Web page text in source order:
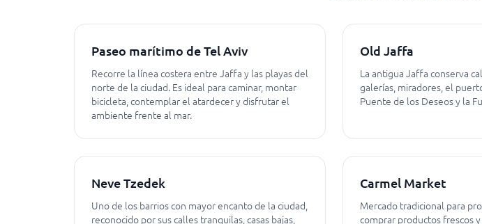
Paseo marítimo de Tel Aviv
Recorre la línea costera entre Jaffa y las playas del
norte de la ciudad. Es ideal para caminar, montar
bicicleta, contemplar el atardecer y disfrutar el
ambiente frente al mar.
Old Jaffa
La antigua Jaffa conserva
galerías, miradores, el
Puente de los Deseos y la
Neve Tzedek
Uno de los barrios con mayor encanto de la ciudad,
reconocido por sus calles tranquilas, casas bajas,
Carmel Market
Mercado tradicional para
comprar productos frescos